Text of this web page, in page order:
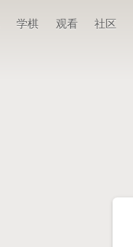
学棋 观看 社区